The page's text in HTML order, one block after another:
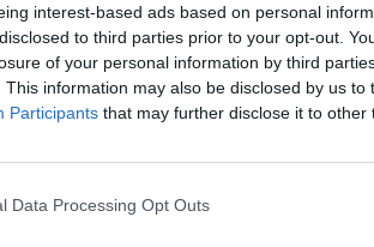
interest-based ads based on personal
to third parties prior to your opt-out.
of your personal information by third
This information may also be disclosed by us to
Participants that may further disclose it to other
Data Processing Opt Outs
pollué par une proportion plus élevée
à des violences urbaines, des feux de
Dandois, cofondateur de Leocare.
accidentelles et mécaniques : surchauffe
ou départ de feu sur un véhicule
rapidement, entraînent des coûts